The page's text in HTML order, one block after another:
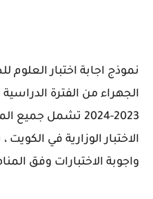
نموذج اجابة اختبار
الجهراء من الفترة الدراسية
2023-2024 تشمل
الاختبار الوزارية في
واجوبة الاختبارات وفق